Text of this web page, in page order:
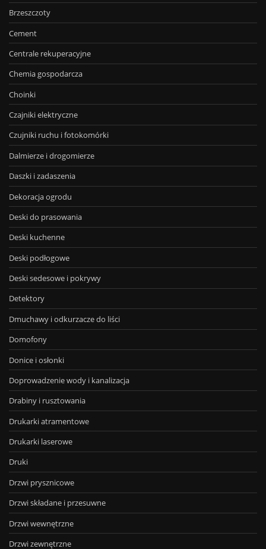
Brzeszczoty
Cement
Centrale rekuperacyjne
Chemia gospodarcza
Choinki
Czajniki elektryczne
Czujniki ruchu i fotokomórki
Dalmierze i drogomierze
Daszki i zadaszenia
Dekoracja ogrodu
Deski do prasowania
Deski kuchenne
Deski podłogowe
Deski sedesowe i pokrywy
Detektory
Dmuchawy i odkurzacze do liści
Domofony
Donice i osłonki
Doprowadzenie wody i kanalizacja
Drabiny i rusztowania
Drukarki atramentowe
Drukarki laserowe
Druki
Drzwi prysznicowe
Drzwi składane i przesuwne
Drzwi wewnętrzne
Drzwi zewnętrzne